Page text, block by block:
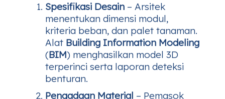
Spesifikasi Desain – Arsitek
menentukan dimensi modul,
kriteria beban, dan palet tanaman.
Alat Building Information Modeling
(BIM) menghasilkan model 3D
terperinci serta laporan deteksi
benturan.
Pengadaan Material – Pemasok